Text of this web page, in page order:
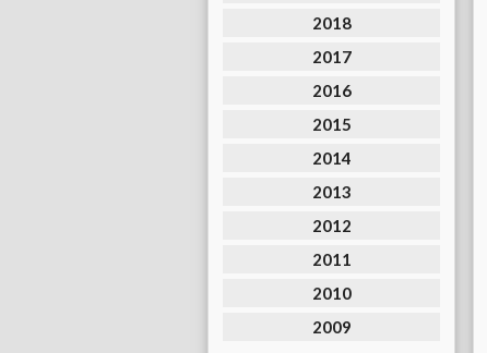
2018
2017
2016
2015
2014
2013
2012
2011
2010
2009